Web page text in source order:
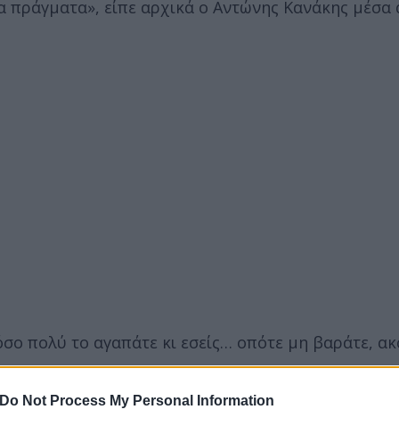
Do Not Process My Personal Information
πράγματα», είπε αρχικά ο Αντώνης Κανάκης μέσα
πολύ το αγαπάτε κι εσείς… οπότε μη βαράτε,
Χριστούγεννα να μην το βγάλουμε στον αέρα